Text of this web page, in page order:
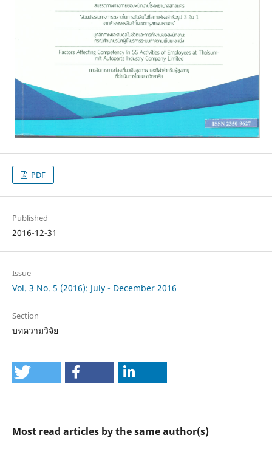
PDF
Published
2016-12-31
Issue
Vol. 3 No. 5 (2016): July - December 2016
Section
บทความวิจัย
Most read articles by the same author(s)